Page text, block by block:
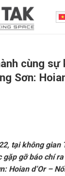
cùng sự
Sơn:
tại không gian
gặp gỡ báo chí
Hoian d’Or –